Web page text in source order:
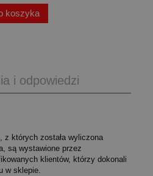
koszyka
i odpowiedzi
z których została wyliczona
są wystawione przez
klientów, którzy dokonali
w sklepie.